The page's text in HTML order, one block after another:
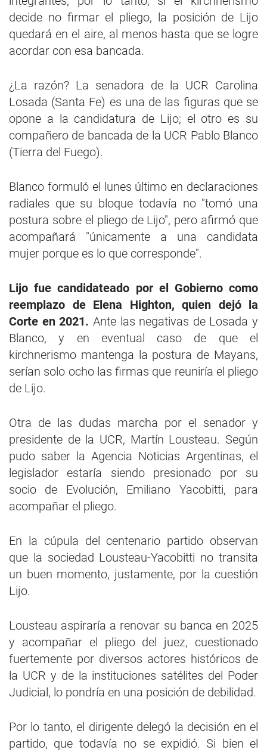
decide no firmar el pliego, la posición de Lijo
quedará en el aire, al menos hasta que se logre
acordar con esa bancada.
¿La razón? La senadora de la UCR Carolina
Losada (Santa Fe) es una de las figuras que se
opone a la candidatura de Lijo; el otro es su
compañero de bancada de la UCR Pablo Blanco
(Tierra del Fuego).
Blanco formuló el lunes último en declaraciones
radiales que su bloque todavía no "tomó una
postura sobre el pliego de Lijo", pero afirmó que
acompañará "únicamente a una candidata
mujer porque es lo que corresponde".
Lijo fue candidateado por el Gobierno como
reemplazo de Elena Highton, quien dejó la
Corte en 2021. Ante las negativas de Losada y
Blanco, y en eventual caso de que el
kirchnerismo mantenga la postura de Mayans,
serían solo ocho las firmas que reuniría el pliego
de Lijo.
Otra de las dudas marcha por el senador y
presidente de la UCR, Martín Lousteau. Según
pudo saber la Agencia Noticias Argentinas, el
legislador estaría siendo presionado por su
socio de Evolución, Emiliano Yacobitti, para
acompañar el pliego.
En la cúpula del centenario partido observan
que la sociedad Lousteau-Yacobitti no transita
un buen momento, justamente, por la cuestión
Lijo.
Lousteau aspiraría a renovar su banca en 2025
y acompañar el pliego del juez, cuestionado
fuertemente por diversos actores históricos de
la UCR y de la instituciones satélites del Poder
Judicial, lo pondría en una posición de debilidad.
Por lo tanto, el dirigente delegó la decisión en el
partido, que todavía no se expidió. Si bien el